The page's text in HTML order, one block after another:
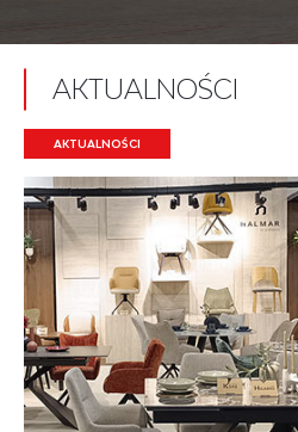
AKTUALNOŚCI
AKTUALNOŚCI